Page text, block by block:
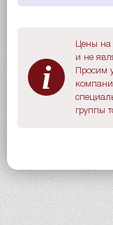
i
Цены на
и не
Просим
группы